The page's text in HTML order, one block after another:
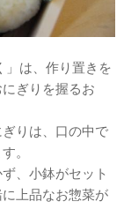
」は、作り置きを
ぎりを握るお
りは、口の中で
。
、小鉢がセット
上品なお惣菜が